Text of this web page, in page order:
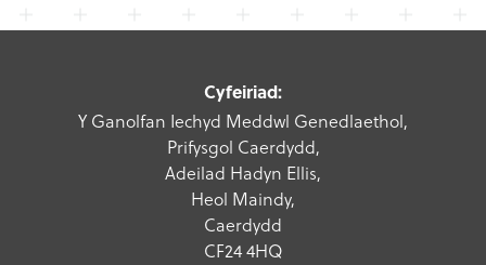
Cyfeiriad:
Y Ganolfan Iechyd Meddwl Genedlaethol,
Prifysgol Caerdydd,
Adeilad Hadyn Ellis,
Heol Maindy,
Caerdydd
CF24 4HQ